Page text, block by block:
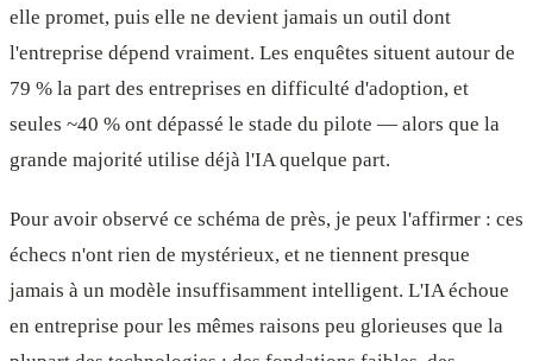
elle promet, puis elle ne devient jamais un outil dont
l'entreprise dépend vraiment. Les enquêtes situent autour de
79 % la part des entreprises en difficulté d'adoption, et
seules ~40 % ont dépassé le stade du pilote — alors que la
grande majorité utilise déjà l'IA quelque part.
Pour avoir observé ce schéma de près, je peux l'affirmer : ces
échecs n'ont rien de mystérieux, et ne tiennent presque
jamais à un modèle insuffisamment intelligent. L'IA échoue
en entreprise pour les mêmes raisons peu glorieuses que la